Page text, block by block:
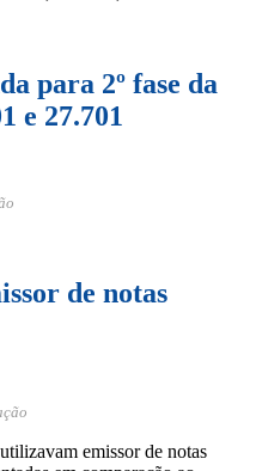
para 2º fase da
e 27.701
de notas
emissor de notas